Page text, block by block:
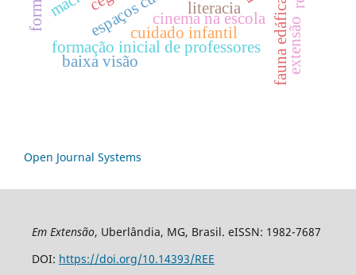
formação inicial de professores fauna edáfica
cinema na escola
baixa visão
literacia
extensão
cuidado infantil
Open Journal Systems
Em Extensão, Uberlândia, MG, Brasil. eISSN: 1982-7687
DOI: https://doi.org/10.14393/REE